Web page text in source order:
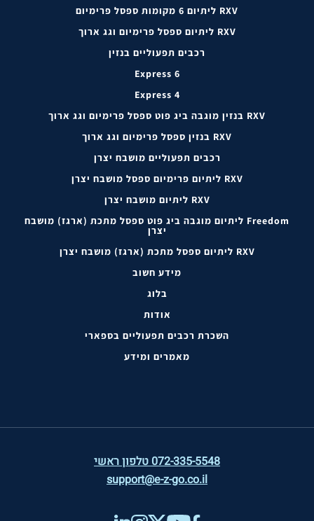
RXV ליתיום 6 מקומות ספסל פרימיום
RXV ליתיום ספסל פרימיום וגג ארוך
רכבים תפעוליים בנזין
Express 6
Express 4
RXV בנזין מוגבה ביג פוט ספסל פרימיום וגג ארוך
RXV בנזין ספסל פרימיום וגג ארוך
רכבים תפעוליים מושבח יצרן
RXV ליתיום פרימיום ספסל מושבח יצרן
RXV ליתיום מושבח יצרן
Freedom ליתיום מוגבה ביג פוט ספסל מתכת (ארגז) מושבח
יצרן
RXV ליתיום ספסל מתכת (ארגז) מושבח יצרן
מידע חשוב
בלוג
אודות
השכרת רכבים תפעוליים בספארי
מאמרים ומידע
072-335-5548 טלפון ראשי
support@e-z-go.co.il